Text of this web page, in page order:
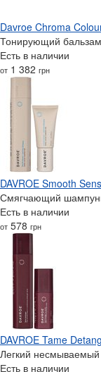
Davroe Chroma
Тонирующий
Есть в наличии
от 1 382 грн
DAVROE Smooth
Смягчающий
Есть в наличии
от 578 грн
DAVROE Tame
Легкий
Есть в наличии